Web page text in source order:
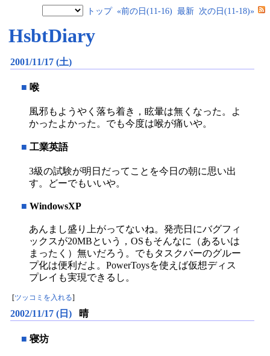
トップ «前の日(11-16) 最新 次の日(11-18)»
HsbtDiary
2001/11/17 (土)
■ 喉
風邪もようやく落ち着き，眩暈は無くなった。よ
かったよかった。でも今度は喉が痛いや。
■ 工業英語
3級の試験が明日だってことを今日の朝に思い出
す。どーでもいいや。
■ WindowsXP
あんまし盛り上がってないね。発売日にバグフィ
ックスが20MBという，OSもそんなに（あるいは
まったく）無いだろう。でもタスクバーのグルー
プ化は便利だよ。PowerToysを使えば仮想ディス
プレイも実現できるし。
ツッコミを入れる
2002/11/17 (日) 晴
■ 寝坊